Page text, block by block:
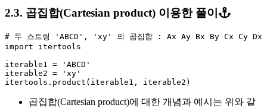
2.3. 곱집합(Cartesian product) 이용한 풀이
import
itertools
iterable1 =
'ABCD'
iterable2 =
'xy'
itertools . product ( iterable1 , iterable2 )
곱집합(Cartesian product)에 대한 개념과 예시는 위와 같